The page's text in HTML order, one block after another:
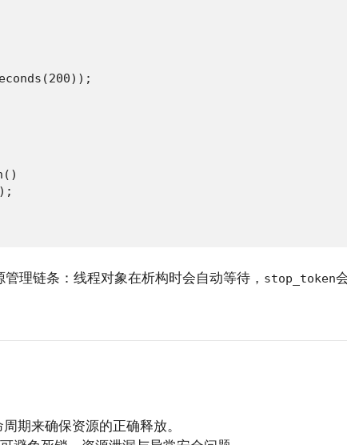
理链条：线程对象在析构时会自动等待， stop_token
期来确保资源的正确释放。